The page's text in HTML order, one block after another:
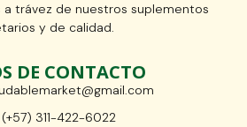
a trávez de nuestros suplementos
y de calidad.
DE CONTACTO
(+57) 311-422-6022